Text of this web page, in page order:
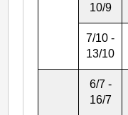
10/9
7/10 -
13/10
6/7 -
16/7